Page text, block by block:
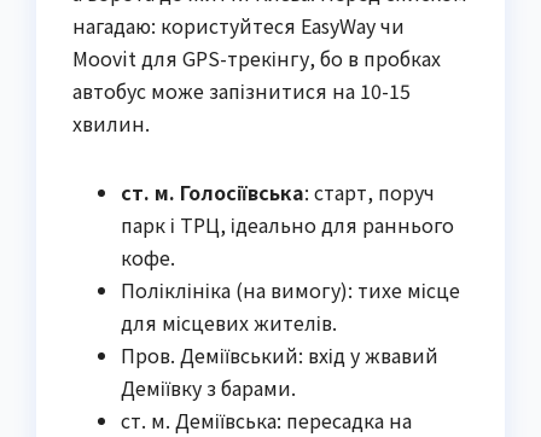
нагадаю: користуйтеся EasyWay чи
Moovit для GPS-трекінгу, бо в пробках
автобус може запізнитися на 10-15
хвилин.
ст. м. Голосіївська: старт, поруч
парк і ТРЦ, ідеально для раннього
кофе.
Поліклініка (на вимогу): тихе місце
для місцевих жителів.
Пров. Деміївський: вхід у жвавий
Деміївку з барами.
ст. м. Деміївська: пересадка на